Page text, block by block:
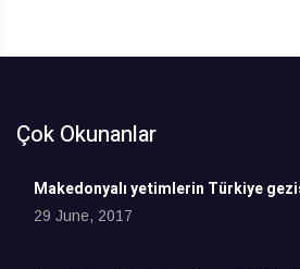
Çok Okunanlar
Makedonyalı yetimlerin Türkiye
29 June, 2017